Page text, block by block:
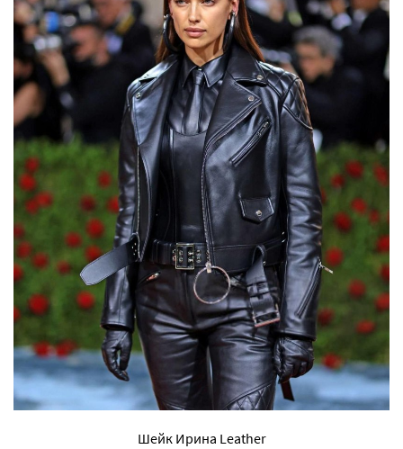
Шейк Ирина Leather